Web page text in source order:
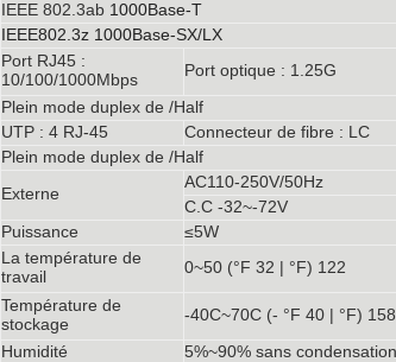
IEEE 802.3ab 1000Base-T
IEEE802.3z 1000Base-SX/LX
Port RJ45 :
10/100/1000Mbps
Port optique : 1.25G
Plein mode duplex de /Half
UTP : 4 RJ-45
Connecteur de fibre : LC
Plein mode duplex de /Half
Externe
AC110-250V/50Hz
C.C -32~-72V
Puissance
≤5W
La température de
travail
0~50 (°F 32 | °F) 122
Température de
stockage
-40C~70C (- °F 40 | °F) 158
Humidité
5%~90% sans condensation